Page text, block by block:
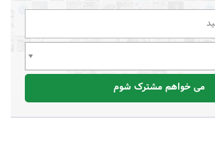
می خواهم مشترک شوم